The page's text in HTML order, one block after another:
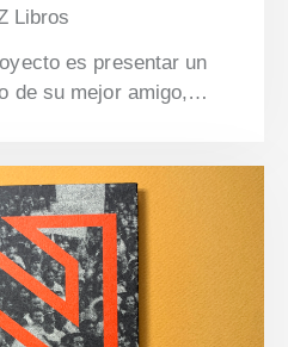
Libros
es presentar un
de su mejor amigo,…